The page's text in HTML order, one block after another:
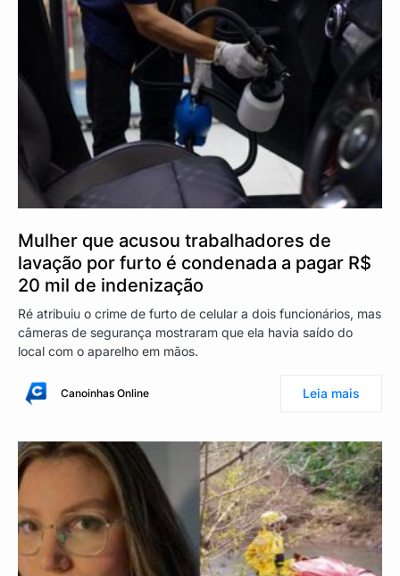
Mulher que acusou trabalhadores de
lavação por furto é condenada a pagar R$
20 mil de indenização
Ré atribuiu o crime de furto de celular a dois funcionários, mas
câmeras de segurança mostraram que ela havia saído do
local com o aparelho em mãos.
Canoinhas Online Leia mais